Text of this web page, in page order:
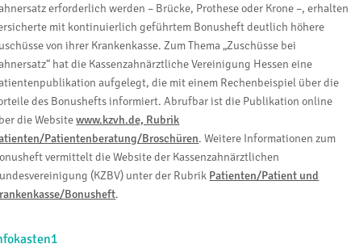
erforderlich werden – Brücke, Prothese oder Krone –, erhalten
mit kontinuierlich geführtem Bonusheft deutlich höhere
von ihrer Krankenkasse. Zum Thema „Zuschüsse bei
hat die Kassenzahnärztliche Vereinigung Hessen eine
aufgelegt, die mit einem Rechenbeispiel über die
des Bonushefts informiert. Abrufbar ist die Publikation online
die Websitewww.kzvh.de, Rubrik
Patientenberatung/Broschüren. Weitere Informationen zum
vermittelt die Website der Kassenzahnärztlichen
(KZBV) unter der Rubrik Patienten/Patient und
Bonusheft.